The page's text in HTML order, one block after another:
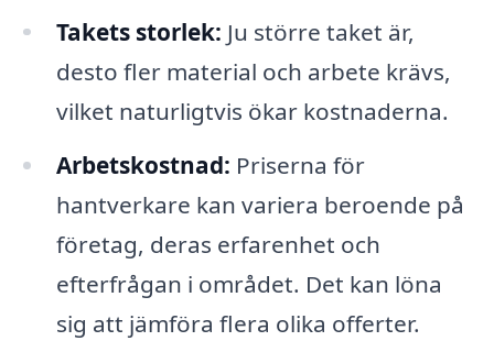
Takets storlek: Ju större taket är,
desto fler material och arbete krävs,
vilket naturligtvis ökar kostnaderna.
Arbetskostnad: Priserna för
hantverkare kan variera beroende på
företag, deras erfarenhet och
efterfrågan i området. Det kan löna
sig att jämföra flera olika offerter.